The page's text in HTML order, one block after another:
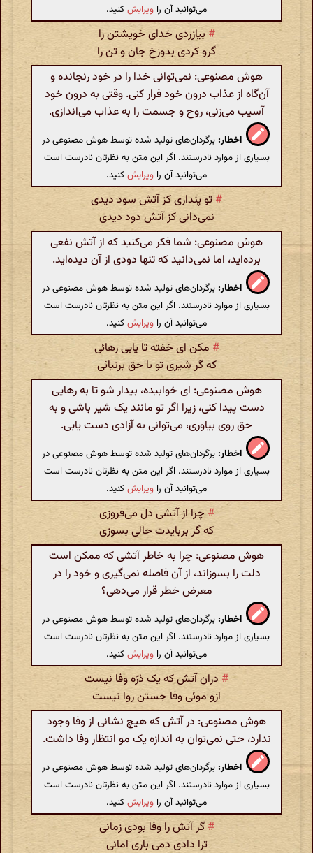
می‌توانید آن را ویرایشکنید.
# بیازردی خدای خویشتن را
گرو کردی بدوزخ جان و تن را
هوش مصنوعی: نمی‌توانی خدا را در خود رنجانده و
آن‌گاه از عذاب درون خود فرار کنی. وقتی به درون خود
آسیب می‌زنی، روح و جسمت را به عذاب می‌اندازی.
اخطار: برگردان‌های تولید شده توسط هوش مصنوعی در
بسیاری از موارد نادرستند. اگر این متن به نظرتان نادرست است
می‌توانید آن را ویرایشکنید.
# تو پنداری کز آتش سود دیدی
نمی‌دانی کز آتش دود دیدی
هوش مصنوعی: شما فکر می‌کنید که از آتش نفعی
برده‌اید، اما نمی‌دانید که تنها دودی از آن دیده‌اید.
اخطار: برگردان‌های تولید شده توسط هوش مصنوعی در
بسیاری از موارد نادرستند. اگر این متن به نظرتان نادرست است
می‌توانید آن را ویرایشکنید.
# مکن ای خفته تا یابی رهائی
که گر شیری تو با حق برنیائی
هوش مصنوعی: ای خوابیده، بیدار شو تا به رهایی
دست پیدا کنی، زیرا اگر تو مانند یک شیر باشی و به
حق روی بیاوری، می‌توانی به آزادی دست یابی.
اخطار: برگردان‌های تولید شده توسط هوش مصنوعی در
بسیاری از موارد نادرستند. اگر این متن به نظرتان نادرست است
می‌توانید آن را ویرایشکنید.
#چرا از آتشی دل می‌فروزی
که گر بربایدت حالی بسوزی
هوش مصنوعی: چرا به خاطر آتشی که ممکن است
دلت را بسوزاند، از آن فاصله نمی‌گیری و خود را در
معرض خطر قرار می‌دهی؟
اخطار: برگردان‌های تولید شده توسط هوش مصنوعی در
بسیاری از موارد نادرستند. اگر این متن به نظرتان نادرست است
می‌توانید آن را ویرایشکنید.
# دران آتش که یک ذرّه وفا نیست
ازو موئی وفا جستن روا نیست
هوش مصنوعی: در آتش که هیچ نشانی از وفا وجود
ندارد، حتی نمی‌توان به اندازه یک مو انتظار وفا داشت.
اخطار: برگردان‌های تولید شده توسط هوش مصنوعی در
بسیاری از موارد نادرستند. اگر این متن به نظرتان نادرست است
می‌توانید آن را ویرایشکنید.
# گر آتش را وفا بودی زمانی
ترا دادی دمی باری امانی